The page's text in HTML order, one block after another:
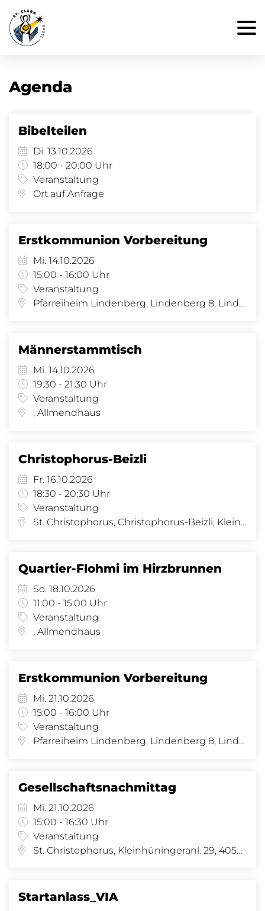
Agenda
Bibelteilen
Di. 13.10.2026
18:00 - 20:00 Uhr
Veranstaltung
Ort auf Anfrage
Erstkommunion Vorbereitung
Mi. 14.10.2026
15:00 - 16:00 Uhr
Veranstaltung
Pfarreiheim Lindenberg, Lindenberg 8, Lindenberg 8, 4058 Basel
Männerstammtisch
Mi. 14.10.2026
19:30 - 21:30 Uhr
Veranstaltung
, Allmendhaus
Christophorus-Beizli
Fr. 16.10.2026
18:30 - 20:30 Uhr
Veranstaltung
St. Christophorus, Christophorus-Beizli, Kleinhüningeranl. 29, 4057 Basel
Quartier-Flohmi im Hirzbrunnen
So. 18.10.2026
11:00 - 15:00 Uhr
Veranstaltung
, Allmendhaus
Erstkommunion Vorbereitung
Mi. 21.10.2026
15:00 - 16:00 Uhr
Veranstaltung
Pfarreiheim Lindenberg, Lindenberg 8, Lindenberg 8, 4058 Basel
Gesellschaftsnachmittag
Mi. 21.10.2026
15:00 - 16:30 Uhr
Veranstaltung
St. Christophorus, Kleinhüningeranl. 29, 4057 Basel
Startanlass_VIA